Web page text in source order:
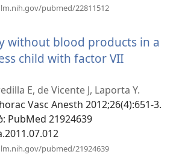
pubmed/22811512
պատուհան)
without blood products in a
child with factor VII
E, de Vicente J, Laporta Y.
Vasc Anesth 2012;26(4):651-3.
‎: PubMed 21924639
pubmed/21924639